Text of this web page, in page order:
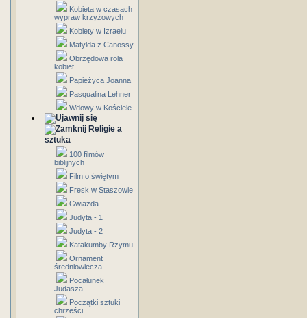
Kobieta w czasach
wypraw krzyżowych
Kobiety w Izraelu
Matylda z Canossy
Obrzędowa rola
kobiet
Papieżyca Joanna
Pasqualina Lehner
Wdowy w Kościele
Religie a
sztuka
100 filmów
biblijnych
Film o świętym
Fresk w Staszowie
Gwiazda
Judyta - 1
Judyta - 2
Katakumby Rzymu
Ornament
średniowiecza
Pocałunek
Judasza
Początki sztuki
chrześci.